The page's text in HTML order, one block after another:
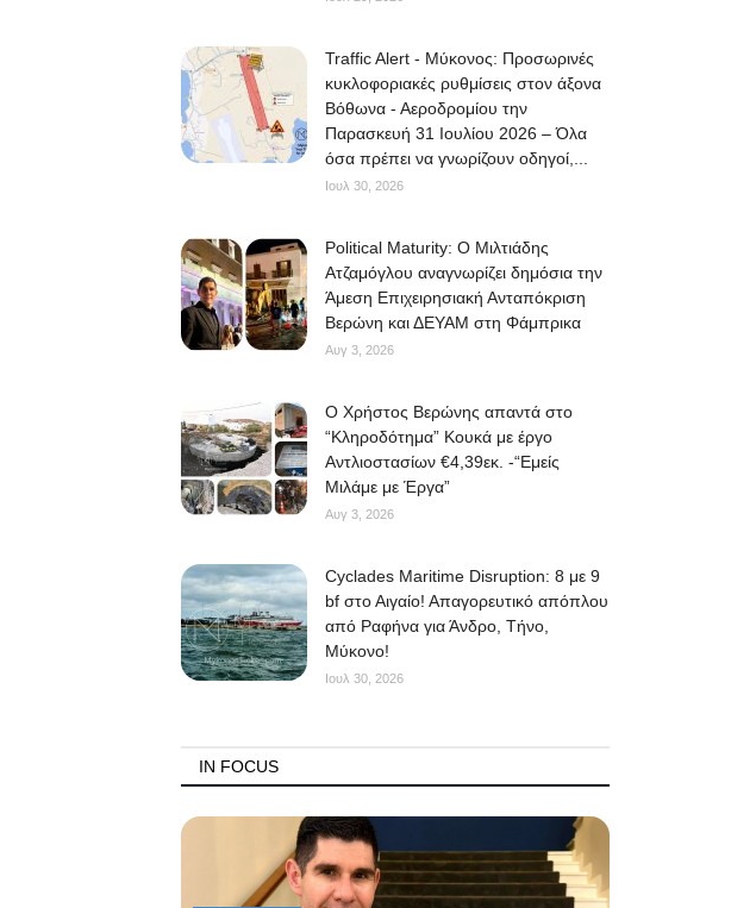
Traffic Alert - Μύκονος: Προσωρινές
κυκλοφοριακές ρυθμίσεις στον άξονα
Βόθωνα - Αεροδρομίου την
Παρασκευή 31 Ιουλίου 2026 – Όλα
όσα πρέπει να γνωρίζουν οδηγοί,...
Ιουλ 30, 2026
Political Maturity: Ο Μιλτιάδης
Ατζαμόγλου αναγνωρίζει δημόσια την
Άμεση Επιχειρησιακή Ανταπόκριση
Βερώνη και ΔΕΥΑΜ στη Φάμπρικα
Αυγ 3, 2026
O Χρήστος Βερώνης απαντά στο
“Κληροδότημα” Κουκά με έργο
Αντλιοστασίων €4,39εκ. -“Εμείς
Μιλάμε με Έργα”
Αυγ 3, 2026
Cyclades Maritime Disruption: 8 με 9
bf στο Αιγαίο! Απαγορευτικό απόπλου
από Ραφήνα για Άνδρο, Τήνο,
Μύκονο!
Ιουλ 30, 2026
IN FOCUS